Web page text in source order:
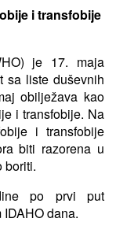
i transfobije
je 17. maja
sa liste duševnih
obilježava kao
i transfobije. Na
i transfobije
biti razorena u
boriti.
po prvi put
dana.